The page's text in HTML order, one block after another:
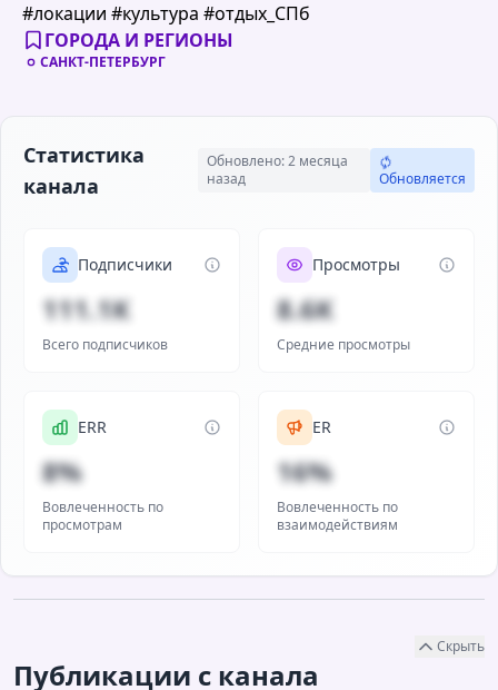
#локации #культура #отдых_СПб
ГОРОДА И РЕГИОНЫ
САНКТ-ПЕТЕРБУРГ
Статистика
канала
Обновлено: 2 месяца
назад
Обновляется
Подписчики
111.1K
Всего подписчиков
Просмотры
8.6K
Средние просмотры
ERR
8%
Вовлеченность по
просмотрам
ER
16%
Вовлеченность по
взаимодействиям
Скрыть
Публикации с канала